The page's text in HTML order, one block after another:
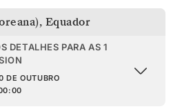
, Equador
DETALHES PARA AS 1
DE OUTUBRO